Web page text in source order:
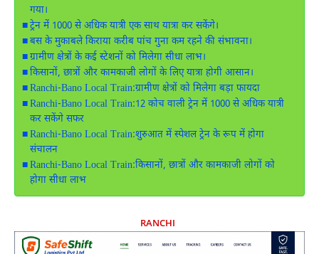
गया।
ट्रेन में 1000 से अधिक यात्री एक साथ यात्रा कर सकेंगे।
बस के मुकाबले किराया करीब पांच गुना कम रहने की संभावना।
ग्रामीण क्षेत्रों के कई स्टेशनों को मिलेगा सीधा लाभ।
किसानों, छात्रों और कामकाजी लोगों के लिए यात्रा होगी आसान।
Ranchi-Bano Local Train:ग्रामीण क्षेत्रों को मिलेगा बड़ा फायदा
Ranchi-Bano Local Train:12 कोच वाली ट्रेन में 1000 से अधिक यात्री
कर सकेंगे सफर
Ranchi-Bano Local Train:शुरुआत में स्पेशल ट्रेन के रूप में होगा
संचालन
Ranchi-Bano Local Train:किसानों, छात्रों और कामकाजी लोगों को
होगा सीधा लाभ
RANCHI